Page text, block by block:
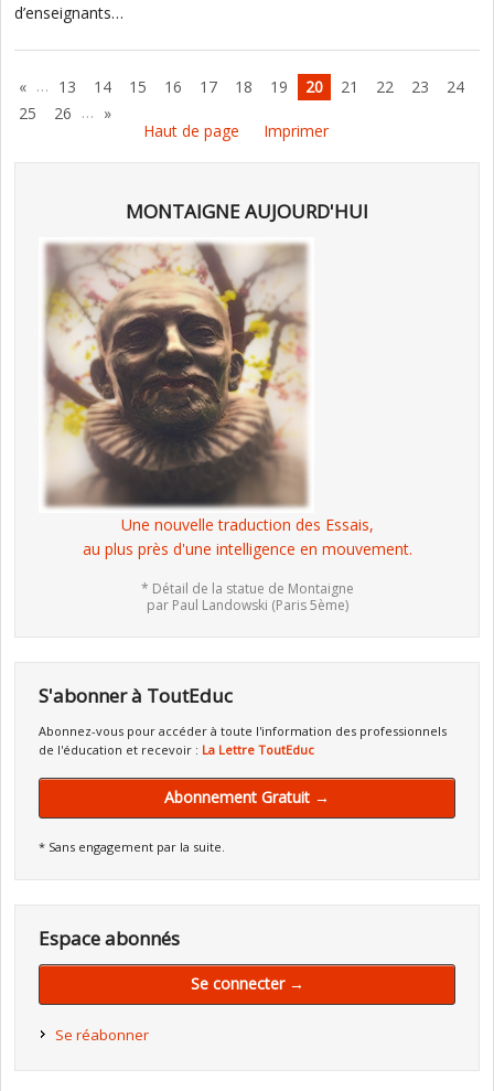
d’enseignants…
« … 13 14 15 16 17 18 19 20 21 22 23
24
25
26 … »
Haut de page
Imprimer
MONTAIGNE AUJOURD'HUI
Une nouvelle traduction des Essais,
au plus près d'une intelligence en mouvement.
* Détail de la statue de Montaigne
par Paul Landowski (Paris 5ème)
S'abonner à ToutEduc
Abonnez-vous pour accéder à toute l'information des professionnels
de l'éducation et recevoir : La Lettre ToutEduc
Abonnement Gratuit →
* Sans engagement par la suite.
Espace abonnés
Se connecter →
Se réabonner